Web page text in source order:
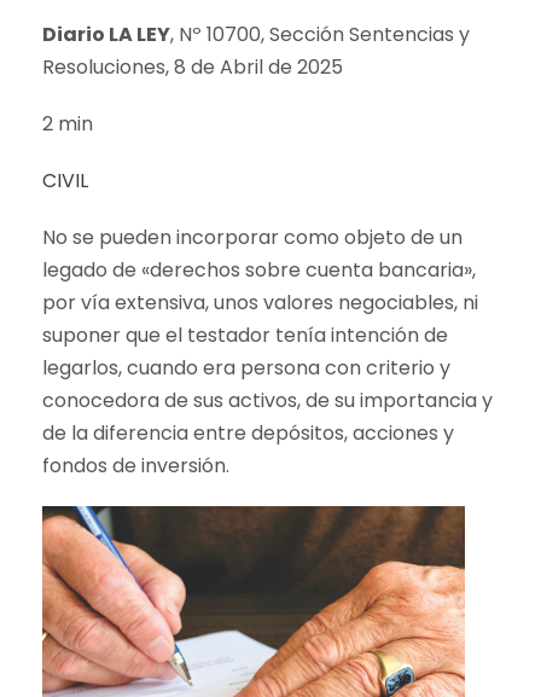
Diario LA LEY, Nº 10700, Sección Sentencias y
Resoluciones, 8 de Abril de 2025
2 min
CIVIL
No se pueden incorporar como objeto de un
legado de «derechos sobre cuenta bancaria»,
por vía extensiva, unos valores negociables, ni
suponer que el testador tenía intención de
legarlos, cuando era persona con criterio y
conocedora de sus activos, de su importancia y
de la diferencia entre depósitos, acciones y
fondos de inversión.